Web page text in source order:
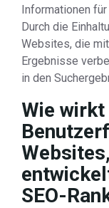
Informationen
Durch die
Websites, die
Ergebnisse
in den
Wie
SEO-